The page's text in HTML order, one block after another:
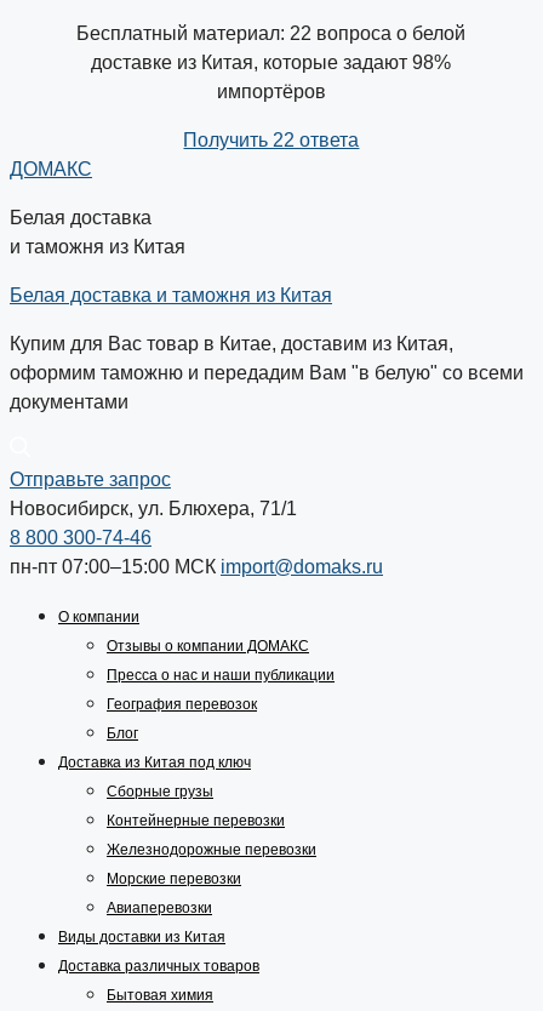
Бесплатный материал: 22 вопроса о белой
доставке из Китая, которые задают 98%
импортёров
Получить 22 ответа
ДОМАКС
Белая доставка
и таможня из Китая
Белая доставка и таможня из Китая
Купим для Вас товар в Китае, доставим из Китая,
оформим таможню и передадим Вам "в белую" со всеми
документами
Отправьте запрос
Новосибирск, ул. Блюхера, 71/1
8 800 300-74-46
пн-пт 07:00–15:00 МСК import@domaks.ru
О компании
Отзывы о компании ДОМАКС
Пресса о нас и наши публикации
География перевозок
Блог
Доставка из Китая под ключ
Сборные грузы
Контейнерные перевозки
Железнодорожные перевозки
Морские перевозки
Авиаперевозки
Виды доставки из Китая
Доставка различных товаров
Бытовая химия